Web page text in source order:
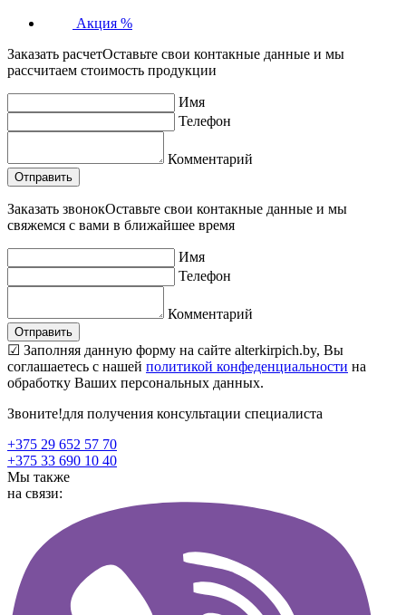
Акция %
Заказать расчетОставьте свои контакные данные и мы
рассчитаем стоимость продукции
Имя
Телефон
Комментарий
Заказать звонокОставьте свои контакные данные и мы
свяжемся с вами в ближайшее время
Имя
Телефон
Комментарий
☑ Заполняя данную форму на сайте alterkirpich.by, Вы
соглашаетесь с нашей политикой конфеденциальности на
обработку Ваших персональных данных.
Звоните!для получения консультации специалиста
+375 29 652 57 70
+375 33 690 10 40
Мы также
на связи: